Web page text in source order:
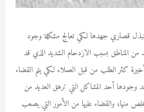
قصاري جهدها لكي تعالج مشكلة وجود
من المناطق بسبب الازدحام الشديد الذي قد
كثر الطلب من قبل العملاء لكي يتم القضاء
وجودها أحد المشاكل التي ترهق العديد من
منها، والقضاء عليها من الأمور التي يصعب